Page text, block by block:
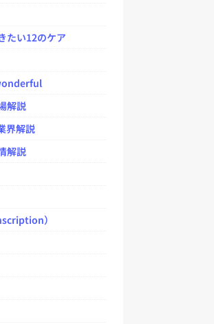
たい12のケア
解説
界解説
解説
）